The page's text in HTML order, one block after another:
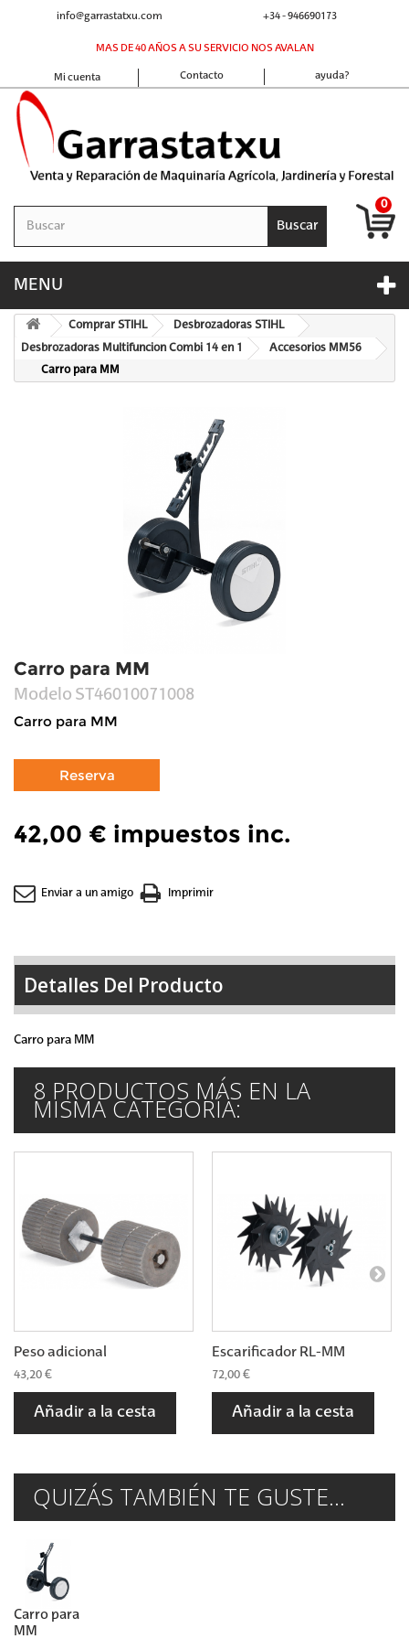
+34 - 946690173
info@garrastatxu.com
MAS DE 40 AÑOS A SU SERVICIO NOS AVALAN
ayuda?
Contacto
Mi cuenta
Buscar
0
MENU
Comprar STIHL Desbrozadoras STIHL
Desbrozadoras Multifuncion Combi 14 en 1
Accesorios MM56
Carro para MM
Carro para MM
Modelo ST46010071008
Carro para MM
42,00 € impuestos inc.
Enviar a un amigo Imprimir
Detalles Del Producto
Carro para MM
8 PRODUCTOS MÁS EN LA
MISMA CATEGORÍA:
Peso adicional
43,20 €
Añadir a la cesta
Escarificador RL-MM
72,00 €
Añadir a la cesta
QUIZÁS TAMBIÉN TE GUSTE...
Carro para
MM